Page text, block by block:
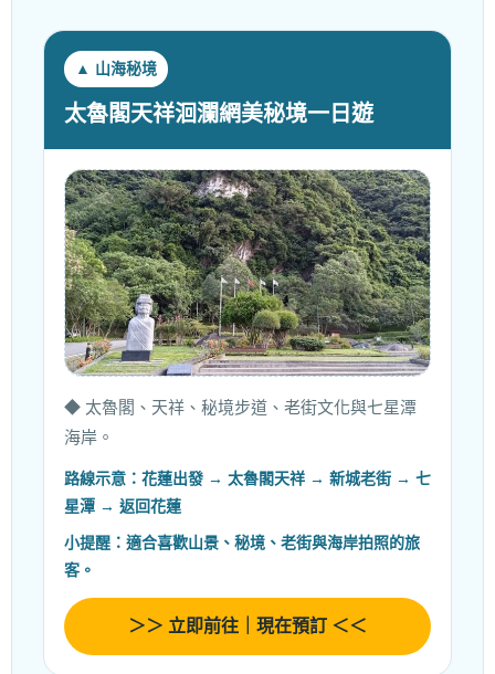
▲ 山海秘境
太魯閣天祥洄瀾網美秘境一日遊
◆ 太魯閣、天祥、秘境步道、老街文化與七星潭
海岸。
路線示意：花蓮出發 → 太魯閣天祥 → 新城老街 → 七
星潭 → 返回花蓮
小提醒：適合喜歡山景、秘境、老街與海岸拍照的旅
客。
＞＞ 立即前往｜現在預訂 ＜＜